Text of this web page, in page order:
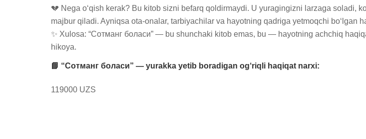
💔 Nega o‘qish kerak? Bu kitob sizni befarq qoldirmaydi. U yuragingizni larzaga soladi,
majbur qiladi. Ayniqsa ota-onalar, tarbiyachilar va hayotning qadriga yetmoqchi bo‘lgan
✨ Xulosa: “Сотманг боласи” — bu shunchaki kitob emas, bu — hayotning achchiq
hikoya.
📘 “Сотманг боласи” — yurakka yetib boradigan og‘riqli haqiqat narxi:
119000 UZS